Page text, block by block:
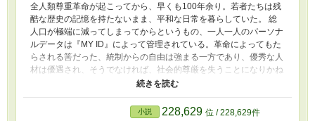
全人類尊重革命が起こってから、早くも100年余り。若者たちは残
酷な歴史の記憶を持たないまま、平和な日常を暮らしていた。 総
人口が極端に減ってしまってからというもの、一人一人のパーソナ
ルデータは『MY ID』によって管理されている。革命によってもた
らされる筈だった、統制からの自由は強まる一方であり、優秀な人
材は優遇され、そうでなければ、社会的尊厳を失うことになりかね
ない。 道成一也(みちなりいちや)は家族同然に育った一ノ宮しずく
(いちのみやしずく)と共に都立若年層育成機関の高等部に進学し
た。 ※現代から遥か未来のお話。全てフィクションです。
小説 228,629 位 / 228,629件